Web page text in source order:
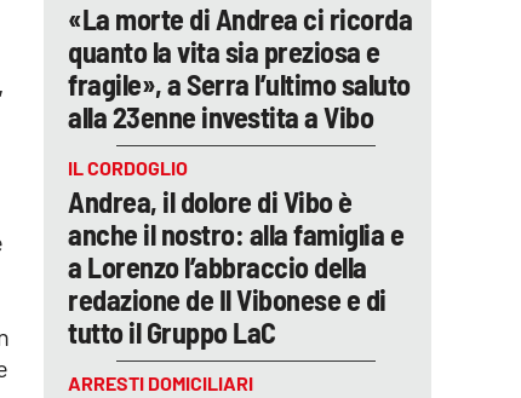
«La morte di Andrea ci ricorda
quanto la vita sia preziosa e
fragile», a Serra l’ultimo saluto
alla 23enne investita a Vibo
IL CORDOGLIO
Andrea, il dolore di Vibo è
anche il nostro: alla famiglia e
a Lorenzo l’abbraccio della
redazione de Il Vibonese e di
tutto il Gruppo LaC
ARRESTI DOMICILIARI